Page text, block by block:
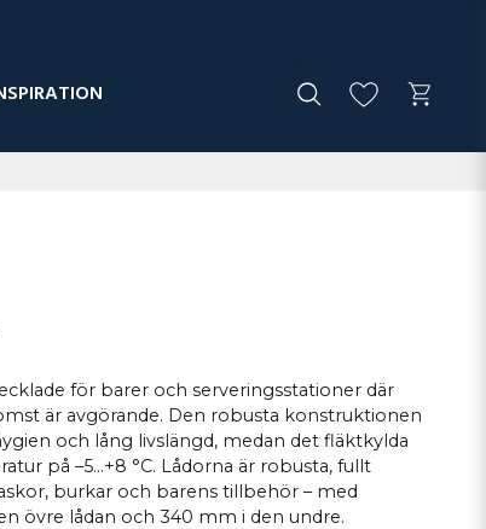
för barer och serveringsstationer där
är avgörande. Den robusta konstruktionen
och lång livslängd, medan det fläktkylda
på –5…+8 °C. Lådorna är robusta, fullt
burkar och barens tillbehör – med
övre lådan och 340 mm i den undre.